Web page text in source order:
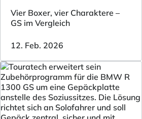
Vier Boxer, vier Charaktere –
GS im Vergleich
12. Feb. 2026